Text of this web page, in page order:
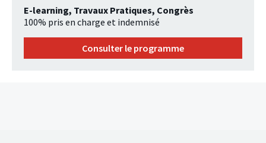
E-learning, Travaux Pratiques, Congrès
100% pris en charge et indemnisé
Consulter le programme